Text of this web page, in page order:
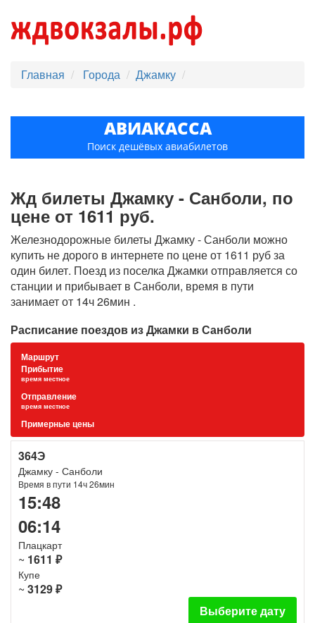
Главная Города Джамку
АВИАКАССА
Поиск дешёвых авиабилетов
Жд билеты Джамку - Санболи, по
цене от 1611 руб.
Железнодорожные билеты Джамку - Санболи можно
купить не дорого в интернете по цене от 1611 руб за
один билет. Поезд из поселка Джамки отправляется со
станции и прибывает в Санболи, время в пути
занимает от 14ч 26мин .
Расписание поездов из Джамки в Санболи
Маршрут
Прибытие
время местное
Отправление
время местное
Примерные цены
364Э
Джамку - Санболи
Время в пути 14ч 26мин
15:48
06:14
Плацкарт
~ 1611 ₽
Купе
~ 3129 ₽
Выберите дату